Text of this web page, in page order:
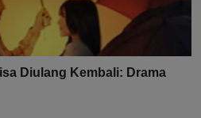
Diulang Kembali: Drama